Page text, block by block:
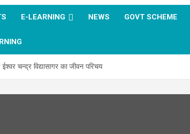
E-LEARNING NEWS GOVT SCHEME
चन्द्र विद्यासागर का जीवन परिचय